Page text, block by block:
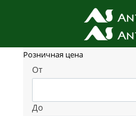
Фильтр товаров
Розничная цена
От
До